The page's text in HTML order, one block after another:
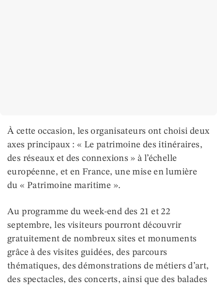
À cette occasion, les organisateurs ont choisi deux
axes principaux : « Le patrimoine des itinéraires,
des réseaux et des connexions » à l’échelle
européenne, et en France, une mise en lumière
du « Patrimoine maritime ».
Au programme du week-end des 21 et 22
septembre, les visiteurs pourront découvrir
gratuitement de nombreux sites et monuments
grâce à des visites guidées, des parcours
thématiques, des démonstrations de métiers d’art,
des spectacles, des concerts, ainsi que des balades